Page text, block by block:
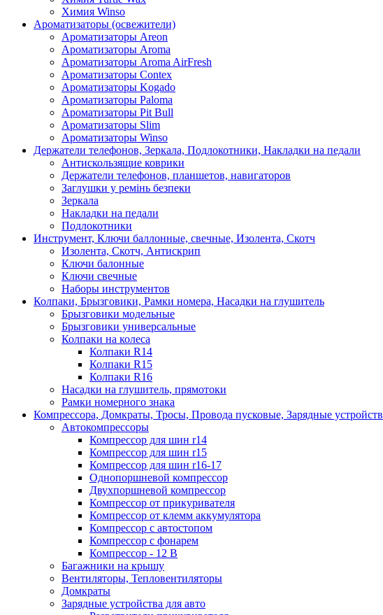
Химия Winso
Ароматизаторы (освежители)
Ароматизаторы Areon
Ароматизаторы Aroma
Ароматизаторы Aroma AirFresh
Ароматизаторы Contex
Ароматизаторы Kogado
Ароматизаторы Paloma
Ароматизаторы Pit Bull
Ароматизаторы Slim
Ароматизаторы Winso
Держатели телефонов, Зеркала, Подлокотники, Накладки на педали
Антискользящие коврики
Держатели телефонов, планшетов, навигаторов
Заглушки у ремінь безпеки
Зеркала
Накладки на педали
Подлокотники
Инструмент, Ключи баллонные, свечные, Изолента, Скотч
Изолента, Скотч, Антискрип
Ключи балонные
Ключи свечные
Наборы инструментов
Колпаки, Брызговики, Рамки номера, Насадки на глушитель
Брызговики модельные
Брызговики универсальные
Колпаки на колеса
Колпаки R14
Колпаки R15
Колпаки R16
Насадки на глушитель, прямотоки
Рамки номерного знака
Компрессора, Домкраты, Тросы, Провода пусковые, Зарядные
Автокомпрессоры
Компрессор для шин r14
Компрессор для шин r15
Компрессор для шин r16-17
Однопоршневой компрессор
Двухпоршневой компрессор
Компрессор от прикуривателя
Компрессор от клемм аккумулятора
Компрессор с автостопом
Компрессор с фонарем
Компрессор - 12 В
Багажники на крышу
Вентиляторы, Тепловентиляторы
Домкраты
Зарядные устройства для авто